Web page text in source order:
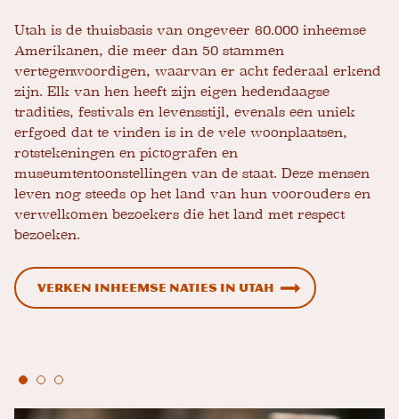
Utah is de thuisbasis van ongeveer 60.000 inheemse
Amerikanen, die meer dan 50 stammen
vertegenwoordigen, waarvan er acht federaal erkend
zijn. Elk van hen heeft zijn eigen hedendaagse
tradities, festivals en levensstijl, evenals een uniek
erfgoed dat te vinden is in de vele woonplaatsen,
rotstekeningen en pictografen en
museumtentoonstellingen van de staat. Deze mensen
leven nog steeds op het land van hun voorouders en
verwelkomen bezoekers die het land met respect
bezoeken.
Verken inheemse naties in Utah